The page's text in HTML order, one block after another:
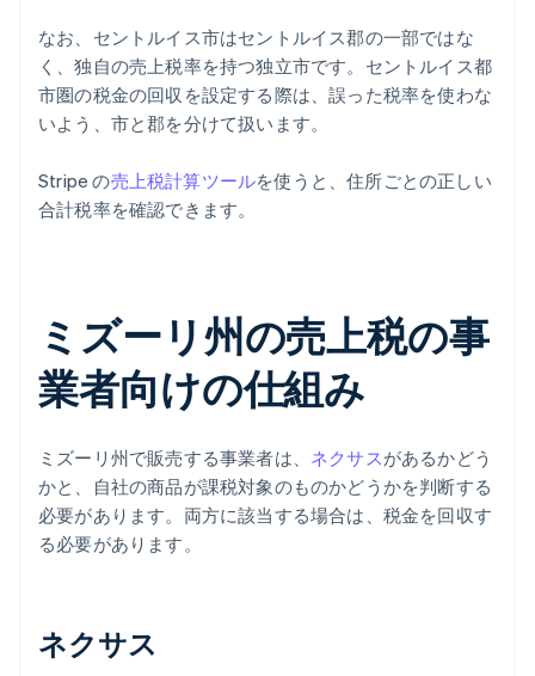
なお、セントルイス市はセントルイス郡の一部ではな
く、独自の売上税率を持つ独立市です。セントルイス都
市圏の税金の回収を設定する際は、誤った税率を使わな
いよう、市と郡を分けて扱います。
Stripe の売上税計算ツールを使うと、住所ごとの正しい
合計税率を確認できます。
ミズーリ州の売上税の事
業者向けの仕組み
ミズーリ州で販売する事業者は、 ネクサスがあるかどう
かと、自社の商品が課税対象のものかどうかを判断する
必要があります。両方に該当する場合は、税金を回収す
る必要があります。
ネクサス